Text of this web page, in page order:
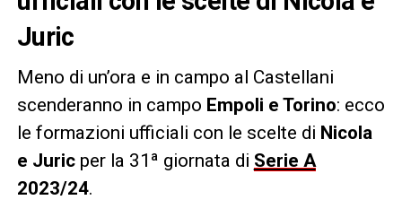
Juric
Meno di un’ora e in campo al Castellani
scenderanno in campo Empoli e Torino: ecco
le formazioni ufficiali con le scelte di Nicola
e Juricper la 31ª giornata di Serie A
2023/24.